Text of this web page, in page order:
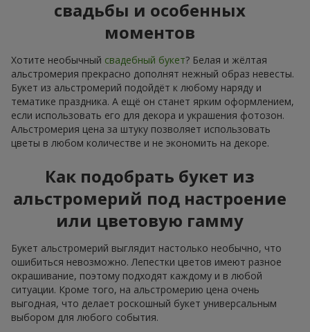
свадьбы и особенных
моментов
Хотите необычный свадебный букет? Белая и жёлтая
альстромерия прекрасно дополнят нежный образ невесты.
Букет из альстромерий подойдёт к любому наряду и
тематике праздника. А ещё он станет ярким оформлением,
если использовать его для декора и украшения фотозон.
Альстромерия цена за штуку позволяет использовать
цветы в любом количестве и не экономить на декоре.
Как подобрать букет из
альстромерий под настроение
или цветовую гамму
Букет альстромерий выглядит настолько необычно, что
ошибиться невозможно. Лепестки цветов имеют разное
окрашивание, поэтому подходят каждому и в любой
ситуации. Кроме того, на альстромерию цена очень
выгодная, что делает роскошный букет универсальным
выбором для любого события.